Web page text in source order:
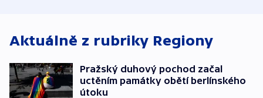
Aktuálně z rubriky Regiony
Pražský duhový pochod začal
uctěním památky obětí berlínského
útoku